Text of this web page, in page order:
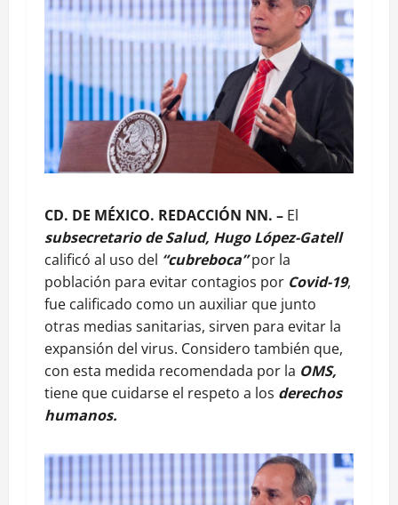
CD. DE MÉXICO. REDACCIÓN NN. – El
subsecretario de Salud, Hugo López-Gatell
calificó al uso del “cubreboca”por la
población para evitar contagios por Covid-19,
fue calificado como un auxiliar que junto
otras medias sanitarias, sirven para evitar la
expansión del virus. Considero también que,
con esta medida recomendada por la OMS,
tiene que cuidarse el respeto a los derechos
humanos.